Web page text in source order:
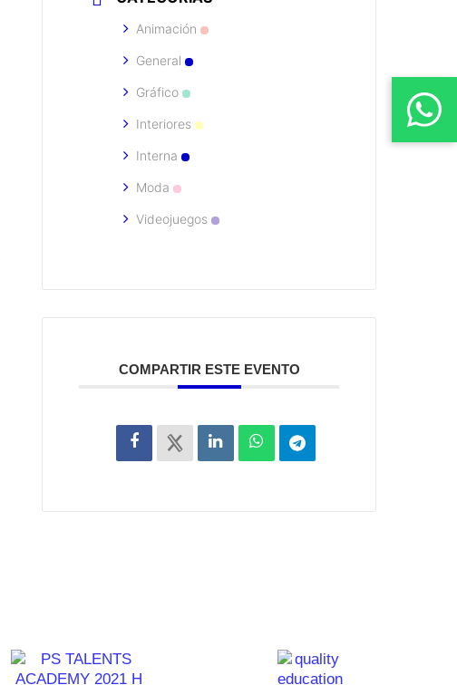
Animación
General
Gráfico
Interiores
Interna
Moda
Videojuegos
COMPARTIR ESTE EVENTO